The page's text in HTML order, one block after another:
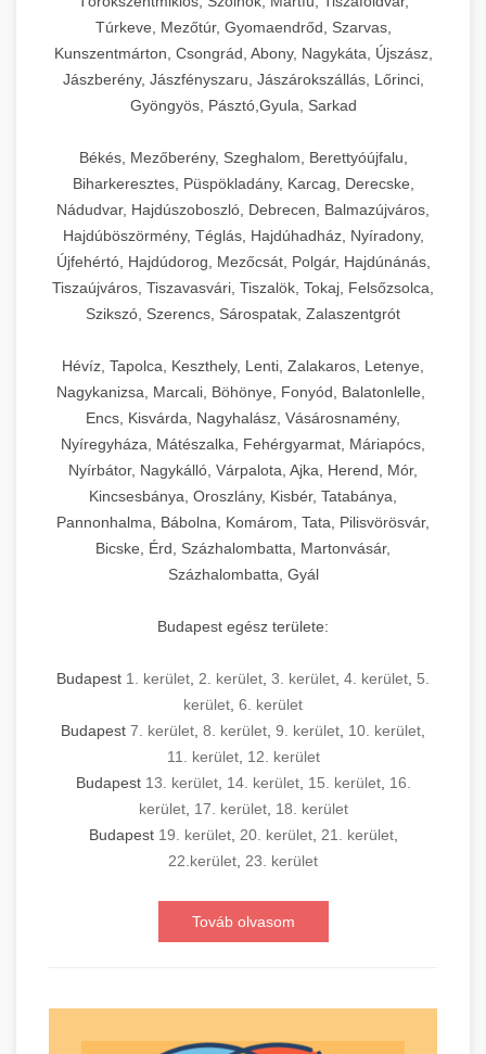
Túrkeve, Mezőtúr, Gyomaendrőd, Szarvas,
Kunszentmárton, Csongrád, Abony, Nagykáta, Újszász,
Jászberény, Jászfényszaru, Jászárokszállás, Lőrinci,
Gyöngyös, Pásztó,Gyula, Sarkad
Békés, Mezőberény, Szeghalom, Berettyóújfalu,
Biharkeresztes, Püspökladány, Karcag, Derecske,
Nádudvar, Hajdúszoboszló, Debrecen, Balmazújváros,
Hajdúböszörmény, Téglás, Hajdúhadház, Nyíradony,
Újfehértó, Hajdúdorog, Mezőcsát, Polgár, Hajdúnánás,
Tiszaújváros, Tiszavasvári, Tiszalök, Tokaj, Felsőzsolca,
Szikszó, Szerencs, Sárospatak, Zalaszentgrót
Hévíz, Tapolca, Keszthely, Lenti, Zalakaros, Letenye,
Nagykanizsa, Marcali, Böhönye, Fonyód, Balatonlelle,
Encs, Kisvárda, Nagyhalász, Vásárosnamény,
Nyíregyháza, Mátészalka, Fehérgyarmat, Máriapócs,
Nyírbátor, Nagykálló, Várpalota, Ajka, Herend, Mór,
Kincsesbánya, Oroszlány, Kisbér, Tatabánya,
Pannonhalma, Bábolna, Komárom, Tata, Pilisvörösvár,
Bicske, Érd, Százhalombatta, Martonvásár,
Százhalombatta, Gyál
Budapest egész területe:
Budapest 1. kerület, 2. kerület, 3. kerület, 4. kerület, 5.
kerület, 6. kerület
Budapest 7. kerület, 8. kerület, 9. kerület, 10. kerület,
11. kerület, 12. kerület
Budapest 13. kerület, 14. kerület, 15. kerület, 16.
kerület, 17. kerület, 18. kerület
Budapest 19. kerület, 20. kerület, 21. kerület,
22.kerület, 23. kerület
Továb olvasom